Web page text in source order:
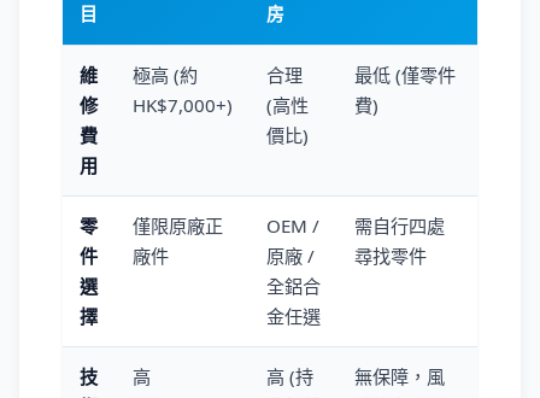
目
房
維
修
費
用
極高 (約
HK$7,000+)
合理
(高性
價比)
最低 (僅零件
費)
零
件
選
擇
僅限原廠正
廠件
OEM /
原廠 /
全鋁合
金任選
需自行四處
尋找零件
技
高
高 (持
無保障，風